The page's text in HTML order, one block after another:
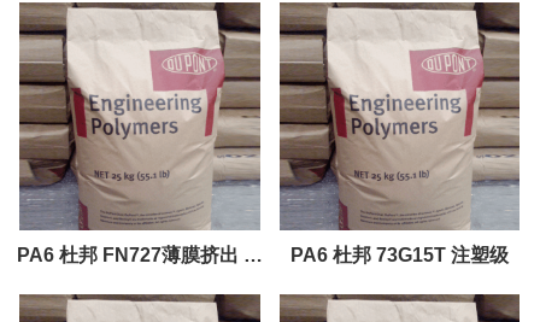
定剂 增强级 玻璃\矿物, 40% 填料
按重量 添加剂 热稳定剂 脱模
特性 可
PA6 杜邦 FN727薄膜挤出 吹
塑成型 挤出
PA6 杜邦 73G15T 注塑级